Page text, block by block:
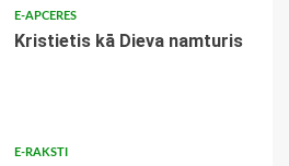
E-APCERES
Kristietis kā Dieva namturis
E-RAKSTI